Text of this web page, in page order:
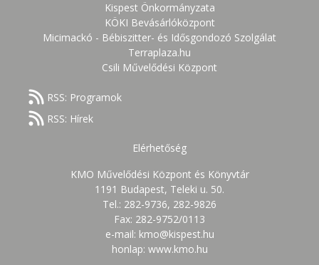
Kispest Önkormányzata
KÖKI Bevásárlóközpont
Micimackó - Bébiszitter- és Idősgondozó Szolgálat
Terraplaza.hu
Csili Művelődési Központ
RSS: Programok
RSS: Hírek
Elérhetőség
KMO Művelődési Központ és Könyvtár
1191 Budapest, Teleki u. 50.
Tel.: 282-9736, 282-9826
Fax: 282-9752/0113
e-mail: kmo@kispest.hu
honlap: www.kmo.hu